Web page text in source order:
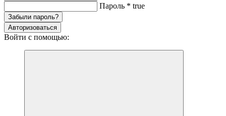
Пароль * true
Забыли пароль?
Авторизоваться
Войти с помощью: